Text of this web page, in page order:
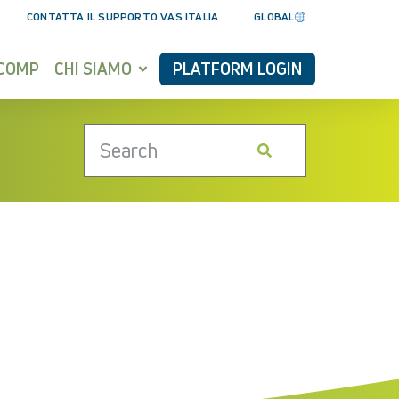
CONTATTA IL SUPPORTO VAS ITALIA GLOBAL
CHI SIAMO PLATFORM LOGIN